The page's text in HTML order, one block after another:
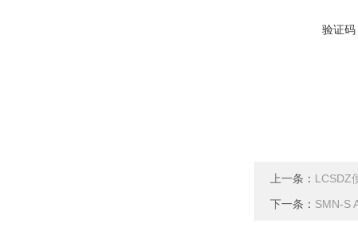
验证码
上一条： LCSDZ
下一条： SMN-S